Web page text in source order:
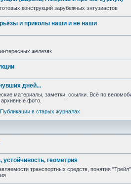
конструкций зарубежных энтузиастов
и приколы наши и не наши
железяк
дней...
материалы, заметки, ссылки. Всё по
архивные фото.
Публикации в старых журналах
устойчивость, геометрия
транспортных средств, понятия